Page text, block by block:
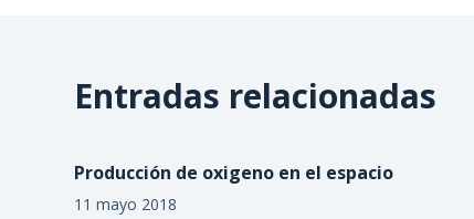
Entradas relacionadas
Producción de oxigeno en el espacio
11 mayo 2018